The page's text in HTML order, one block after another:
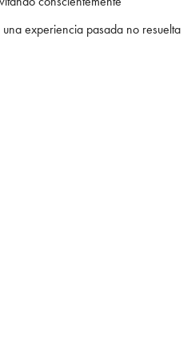
experiencia pasada no resuelta